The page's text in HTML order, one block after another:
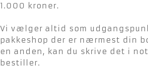
1.000 kroner.
Vi vælger altid som
pakkeshop der er nærmest din
en anden, kan du skrive det i
bestiller.